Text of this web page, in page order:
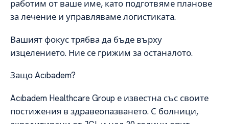
работим от ваше име, като подготвяме планове
за лечение и управляваме логистиката.
Вашият фокус трябва да бъде върху
изцелението. Ние се грижим за останалото.
Защо Acıbadem?
Acıbadem Healthcare Group е известна със своите
постижения в здравеопазването. С болници,